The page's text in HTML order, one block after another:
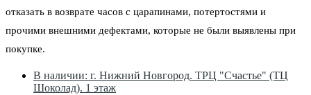
отказать в возврате часов с царапинами, потертостями и
прочими внешними дефектами, которые не были выявлены при
покупке.
В наличии: г. Нижний Новгород. ТРЦ "Счастье" (ТЦ
Шоколад). 1 этаж